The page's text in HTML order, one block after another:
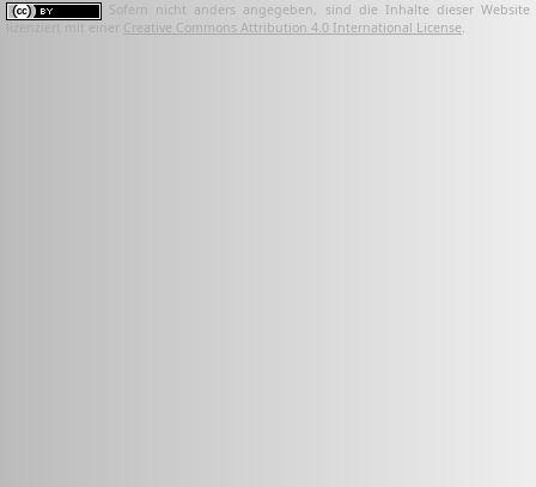
Sofern nicht anders angegeben, sind die Inhalte dieser Website
lizenziert mit einer Creative Commons Attribution 4.0 International License.